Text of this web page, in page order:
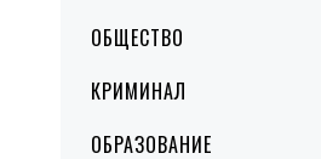
ОБЩЕСТВО
КРИМИНАЛ
ОБРАЗОВАНИЕ